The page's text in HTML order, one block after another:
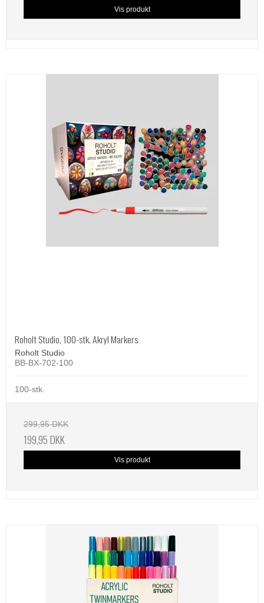
Vis produkt
Roholt Studio, 100-stk. Akryl Markers
Roholt Studio
BB-BX-702-100
100-stk.
299,95 DKK
199,95 DKK
Vis produkt